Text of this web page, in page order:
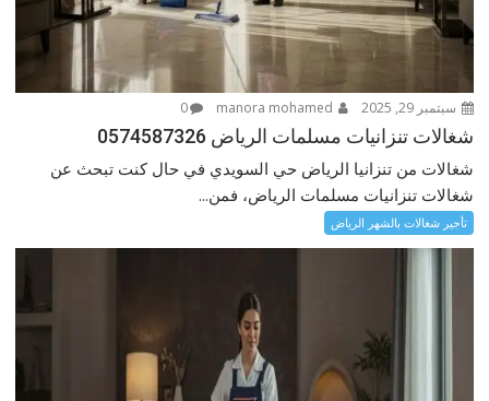
سبتمبر 29, 2025 0
شغالات تنزانيات مسلمات الرياض 0574587326
شغالات من تنزانيا الرياض حي السويدي في حال كنت تبحث عن
شغالات تنزانيات مسلمات الرياض، فمن...
تأجير شغالات بالشهر الرياض